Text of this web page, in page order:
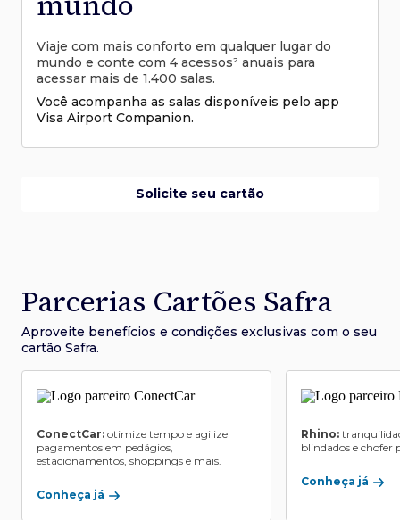
Viaje com mais conforto em qualquer lugar do
mundo e conte com 4 acessos² anuais para
acessar mais de 1.400 salas.
Você acompanha as salas disponíveis pelo app
Visa Airport Companion.
Solicite seu cartão
Parcerias Cartões Safra
Aproveite benefícios e condições exclusivas com o seu
cartão Safra.
ConectCar: otimize tempo e agilize
pagamentos em pedágios,
estacionamentos, shoppings e mais.
Conheça já
Rhino:
blindados e chofer
Conheça já